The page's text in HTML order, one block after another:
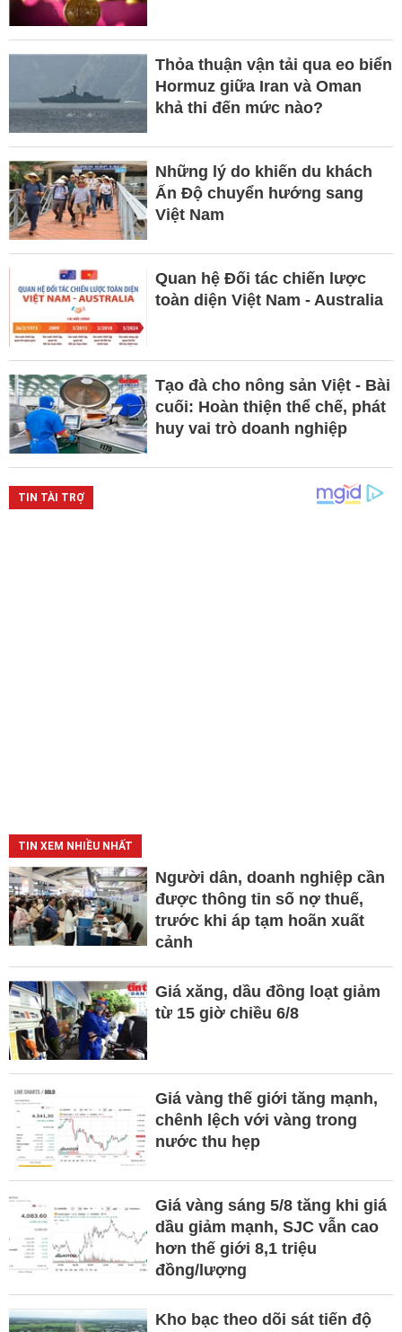
Thỏa thuận vận tải qua eo biển
Hormuz giữa Iran và Oman
khả thi đến mức nào?
Những lý do khiến du khách
Ấn Độ chuyển hướng sang
Việt Nam
Quan hệ Đối tác chiến lược
toàn diện Việt Nam - Australia
Tạo đà cho nông sản Việt - Bài
cuối: Hoàn thiện thể chế, phát
huy vai trò doanh nghiệp
TIN XEM NHIỀU NHẤT
Người dân, doanh nghiệp cần
được thông tin số nợ thuế,
trước khi áp tạm hoãn xuất
cảnh
Giá xăng, dầu đồng loạt giảm
từ 15 giờ chiều 6/8
Giá vàng thế giới tăng mạnh,
chênh lệch với vàng trong
nước thu hẹp
Giá vàng sáng 5/8 tăng khi giá
dầu giảm mạnh, SJC vẫn cao
hơn thế giới 8,1 triệu
đồng/lượng
Kho bạc theo dõi sát tiến độ